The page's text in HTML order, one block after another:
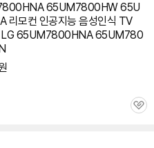
65UM7800HW 65U
리모컨 인공지능 음성인식 TV
65UM7800HNA65UM780
관